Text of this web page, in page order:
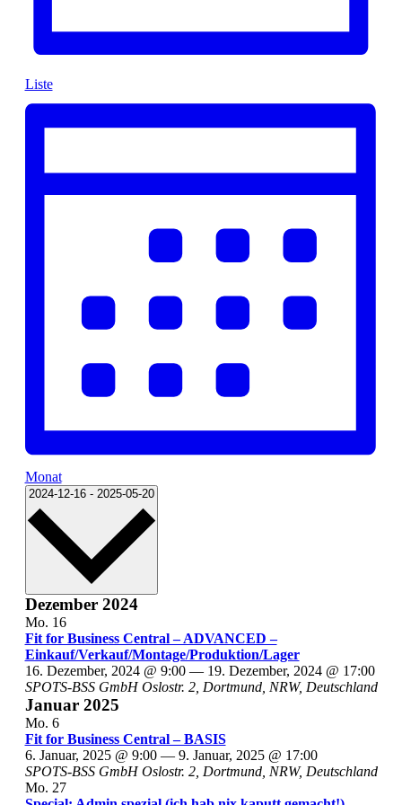
Liste
Monat
2024-12-16 - 2025-05-20 Datum
Dezember 2024
Mo. 16
Fit for Business Central – ADVANCED –
Einkauf/Verkauf/Montage/Produktion/Lager
16. Dezember, 2024 @ 9:00— 19. Dezember, 2024 @ 17:00
SPOTS-BSS GmbHOslostr. 2, Dortmund, NRW, Deutschland
Januar 2025
Mo. 6
Fit for Business Central – BASIS
6. Januar, 2025 @ 9:00— 9. Januar, 2025 @ 17:00
SPOTS-BSS GmbHOslostr. 2, Dortmund, NRW, Deutschland
Mo. 27